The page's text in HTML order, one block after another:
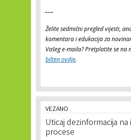
Želite sedmični pregled vijesti,
komentara i edukacija za
Vašeg e-maila? Pretplatite se na
bilten ovdje.
VEZANO
Uticaj dezinformacija
procese